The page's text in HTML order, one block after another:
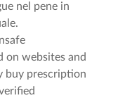
nel pene in
on websites and
buy prescription